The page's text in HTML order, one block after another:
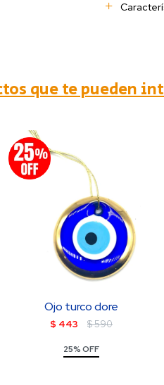
que te pueden
Ojo turco dore
$ 443 $590
25% OFF